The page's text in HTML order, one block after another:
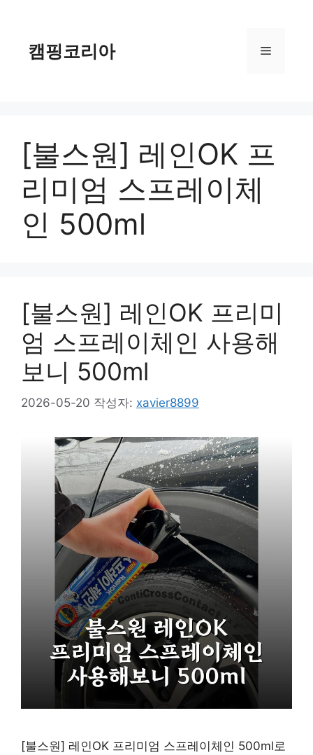
캠핑코리아 메
[불스원] 레인OK 프
리미엄 스프레이체
인 500ml
[불스원] 레인OK 프리미
엄 스프레이체인 사용해
보니 500ml
2026-05-20 작성자: xavier8899
[불스원] 레인OK 프리미엄 스프레이체인 500ml로